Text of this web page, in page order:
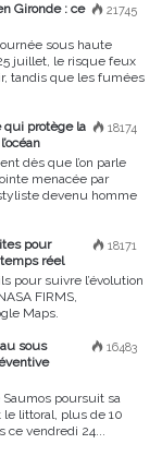
21745
Gironde : ce
sous haute
juillet, le risque feux
tandis que les fumées
18174
qui protège la
dès que l’on parle
menacée par
devenu homme
18171
pour
réel
pour suivre l’évolution
FIRMS,
Maps.
16483
sous
Saumos poursuit sa
le littoral, plus de 10
ce vendredi 24...